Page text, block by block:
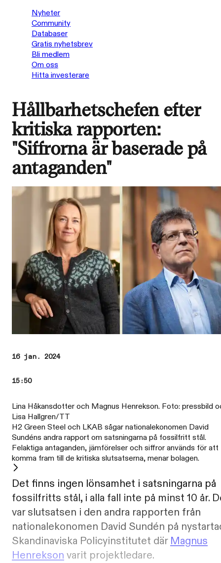
Nyheter
Community
Databaser
Gratis nyhetsbrev
Bli medlem
Om oss
Hitta investerare
Hållbarhetschefen efter
kritiska rapporten:
"Siffrorna är baserade på
antaganden"
16 jan. 2024
15:50
Lina Håkansdotter och Magnus Henrekson. Foto: pressbild
Lisa Hallgren/TT
H2 Green Steel och LKAB sågar nationalekonomen David
Sundéns andra rapport om satsningarna på fossilfritt stål.
Felaktiga antaganden, jämförelser och siffror används för att
komma fram till de kritiska slutsatserna, menar bolagen.
Det finns ingen lönsamhet i satsningarna på
fossilfritts stål, i alla fall inte på minst 10 år.
var slutsatsen i den andra rapporten från
nationalekonomen David Sundén på
Skandinaviska Policyinstitutet där Magnus
Henrekson varit projektledare.